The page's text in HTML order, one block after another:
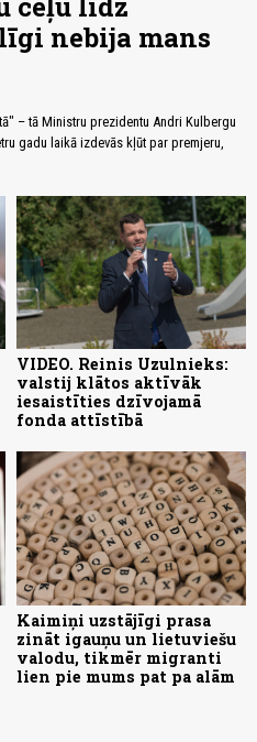
nebija mans
– tā Ministru prezidentu Andri Kulbergu
gadu laikā izdevās kļūt par premjeru,
VIDEO. Reinis Uzulnieks:
valstij klātos aktīvāk
iesaistīties dzīvojamā
fonda attīstībā
Kaimiņi uzstājīgi prasa
zināt igauņu un lietuviešu
valodu, tikmēr migranti
lien pie mums pat pa alām